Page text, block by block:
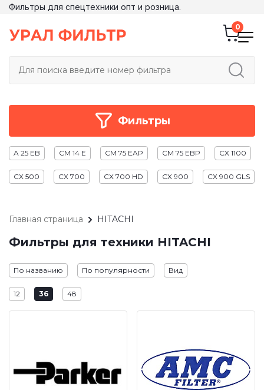
Фильтры для спецтехники опт и розница.
Фильтры
A 25 EB CM 14 E CM 75 EAP CM 75 EBP CX 1100
CX 500 CX 700 CX 700 HD CX 900 CX 900 GLS
Главная страница HITACHI
Фильтры для техники HITACHI
По названию По популярности Вид
12 36 48